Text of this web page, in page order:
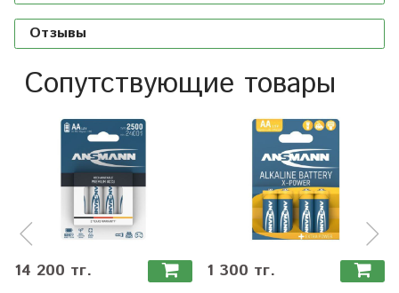
Отзывы
Сопутствующие товары
14 200 тг. 1 300 тг.